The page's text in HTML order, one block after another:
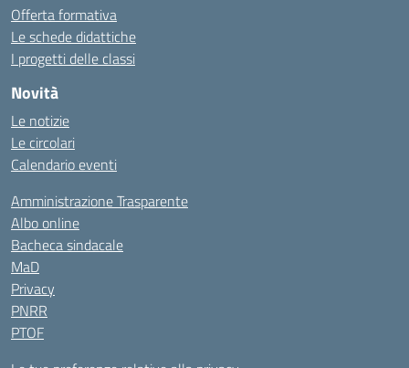
Offerta formativa
Le schede didattiche
I progetti delle classi
Novità
Le notizie
Le circolari
Calendario eventi
Amministrazione Trasparente
Albo online
Bacheca sindacale
MaD
Privacy
PNRR
PTOF